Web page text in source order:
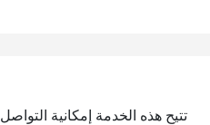
تتيح هذه الخدمة إمكانية